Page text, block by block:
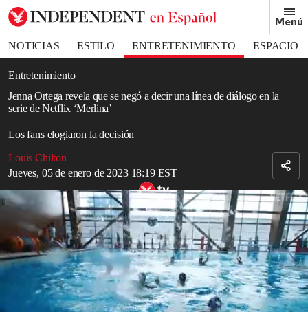
Menú
NOTICIAS ESTILO ENTRETENIMIENTO
ESPACIO
DEPORTES
Entretenimiento
Jenna Ortega revela que se negó a decir una línea de diálogo en la
serie de Netflix ‘Merlina’
Los fans elogiaron la decisión
Louis Chilton
Jueves, 05 de enero de 2023 18:19 EST
Bookmark popover
Removed from bookmarks
Close popover
Tráiler oficial de ‘Wednesday’
Jenna Ortegareveló que hubo una línea de diálogo en Merlinaque
se negó a decir.
La actriz de 20 años interpreta a Merlina Addams en la exitosa
serie deNetflix, una nueva reinvención de la icónica familia
Addams de Charles Addams.